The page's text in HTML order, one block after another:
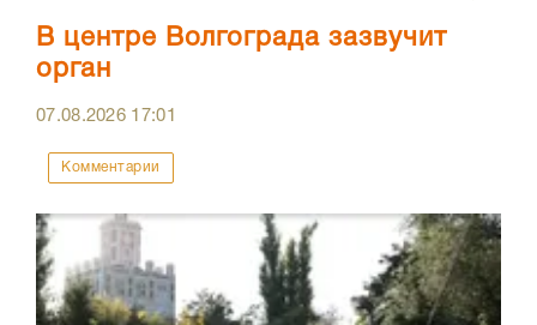
В центре Волгограда зазвучит
орган
07.08.2026 17:01
Комментарии